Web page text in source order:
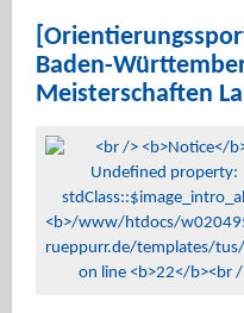
Baden-
Meisterschaften